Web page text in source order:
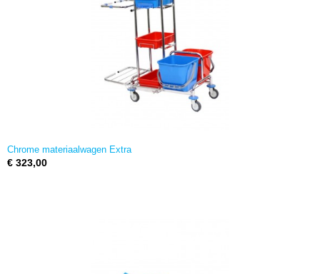
Chrome materiaalwagen Extra
€ 323,00